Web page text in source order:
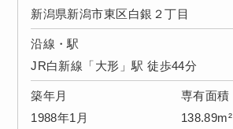
新潟県新潟市東区白銀２丁目
沿線・駅
JR白新線「大形」駅 徒歩44分
築年月
1988年1月
専有面積
138.89m²